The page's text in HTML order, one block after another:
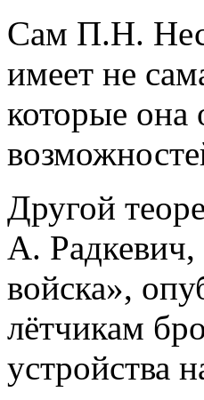
Сам П.Н.
имеет не
которые она
Другой
А.
войска»,
лётчикам
устройства